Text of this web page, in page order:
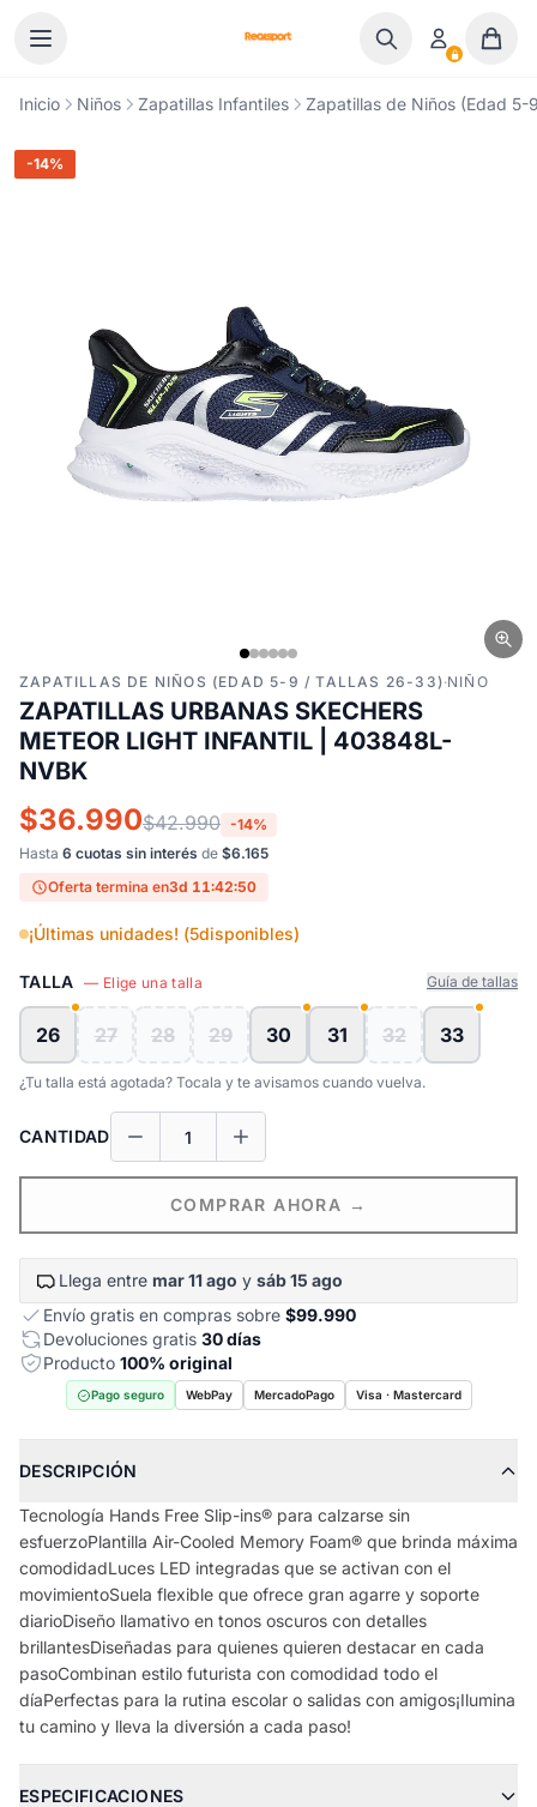
Inicio Niños Zapatillas Infantiles Zapatillas de Niños (Edad
-14%
ZAPATILLAS DE NIÑOS (EDAD 5-9 / TALLAS 26-33)·NIÑO
ZAPATILLAS URBANAS SKECHERS
METEOR LIGHT INFANTIL | 403848L-
NVBK
$36.990$42.990 -14%
Hasta 6 cuotas sin interés de $6.165
Oferta termina en3d 11:42:50
¡Últimas unidades! (5disponibles)
TALLA — Elige una talla Guía de tallas
26 27 28 29 30 31 32 33
¿Tu talla está agotada? Tocala y te avisamos cuando vuelva.
CANTIDAD
COMPRAR AHORA →
Llega entre mar 11 ago y sáb 15 ago
Envío gratis en compras sobre $99.990
Devoluciones gratis 30 días
Producto 100% original
Pago seguro WebPay MercadoPago Visa · Mastercard
DESCRIPCIÓN
Tecnología Hands Free Slip-ins® para calzarse sin
esfuerzoPlantilla Air-Cooled Memory Foam® que brinda máxima
comodidadLuces LED integradas que se activan con el
movimientoSuela flexible que ofrece gran agarre y soporte
diarioDiseño llamativo en tonos oscuros con detalles
brillantesDiseñadas para quienes quieren destacar en cada
pasoCombinan estilo futurista con comodidad todo el
díaPerfectas para la rutina escolar o salidas con amigos¡Ilumina
tu camino y lleva la diversión a cada paso!
ESPECIFICACIONES